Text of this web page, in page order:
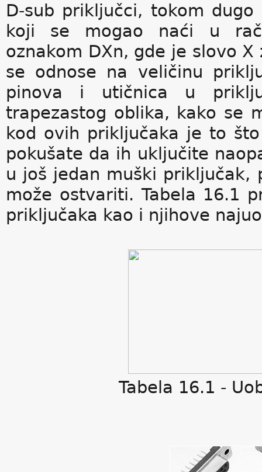
D-sub priključci, tokom
koji se mogao naći u
oznakom DXn, gde je slovo
se odnose na veličinu
pinova i utičnica u
trapezastog oblika, kako se
kod ovih priključaka je to
pokušate da ih uključite
u još jedan muški priključak,
može ostvariti. Tabela 16.1
priključaka kao i njihove
Tabela 16.1 -